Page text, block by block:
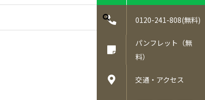
0120-241-808(無料)
パンフレット（無
料）
交通・アクセス